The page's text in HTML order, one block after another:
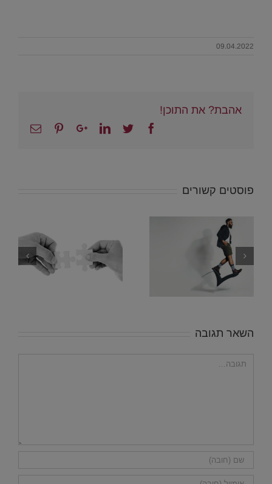
09.04.2022
אהבת? את התוכן!
Facebook
Twitter
Linkedin
Google+
Pinterest
Email
פוסטים קשורים
השאר תגובה
הערה